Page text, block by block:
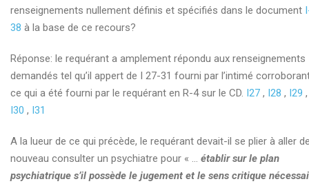
renseignements nullement définis et spécifiés dans le document
38 à la base de ce recours?
Réponse: le requérant a amplement répondu aux renseignements
demandés tel qu’il appert de I 27-31 fourni par l’intimé
ce qui a été fourni par le requérant en R-4 sur le CD. I27 , I28 , I29 ,
I30 , I31
A la lueur de ce qui précède, le requérant devait-il se plier à aller
nouveau consulter un psychiatre pour « … établir sur le plan
psychiatrique s’il possède le jugement et le sens critique